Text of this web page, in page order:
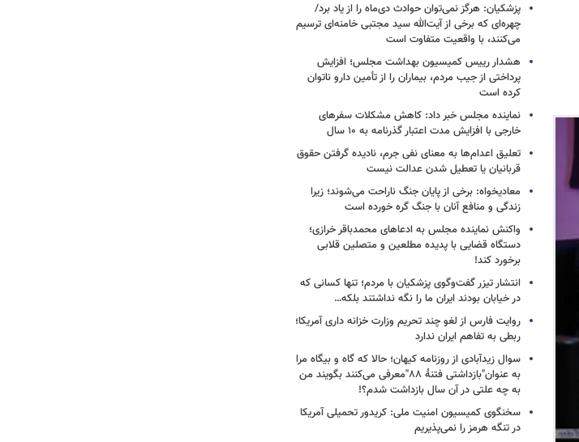
پزشکیان: هرگز نمی‌توان حوادث دی‌ماه را از یاد برد/
چهره‌ای که برخی از آیت‌الله سید مجتبی خامنه‌ای ترسیم
می‌کنند، با واقعیت متفاوت است
هشدار رییس کمیسیون بهداشت مجلس؛ افزایش
پرداختی از جیب مردم، بیماران را از تأمین دارو ناتوان
کرده است
نماینده مجلس خبر داد: کاهش مشکلات سفرهای
خارجی با افزایش مدت اعتبار گذرنامه به ۱۰ سال
تعلیق اعدام‌ها به معنای نفی جرم، نادیده گرفتن حقوق
قربانیان یا تعطیل شدن عدالت نیست
معادیخواه: برخی از پایان جنگ ناراحت می‌شوند؛ زیرا
زندگی و منافع آنان با جنگ گره خورده است
واکنش نماینده مجلس به ادعاهای محمدباقر خرازی؛
دستگاه قضایی با پدیده مطلعین و متصلین قلابی
برخورد کند!
انتشار تیزر گفت‌وگوی پزشکیان با مردم؛ تنها کسانی که
در خیابان بودند ایران ما را نگه نداشتند بلکه…
روایت فارس از لغو چند تحریم وزارت خزانه داری آمریکا؛
ربطی به تفاهم ایران ندارد
سوال زیدآبادی از روزنامه کیهان؛ حالا که گاه و بیگاه مرا
به عنوان"بازداشتی فتنهٔ ۸۸"معرفی می‌کنند بگویند من
به چه علتی در آن سال بازداشت شدم؟!
سخنگوی کمیسیون امنیت ملی: کریدور تحمیلی آمریکا
در تنگه هرمز را نمی‌پذیریم